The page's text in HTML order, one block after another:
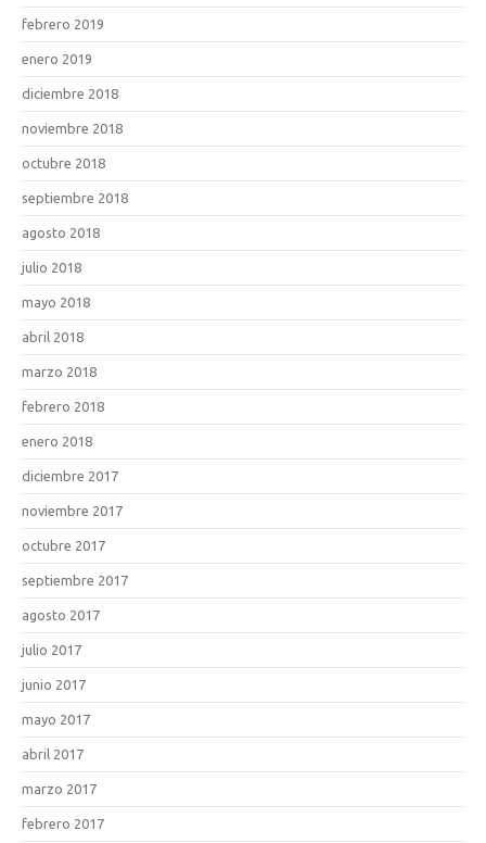
febrero 2019
enero 2019
diciembre 2018
noviembre 2018
octubre 2018
septiembre 2018
agosto 2018
julio 2018
mayo 2018
abril 2018
marzo 2018
febrero 2018
enero 2018
diciembre 2017
noviembre 2017
octubre 2017
septiembre 2017
agosto 2017
julio 2017
junio 2017
mayo 2017
abril 2017
marzo 2017
febrero 2017